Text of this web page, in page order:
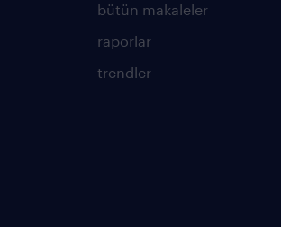
bütün makaleler
raporlar
trendler